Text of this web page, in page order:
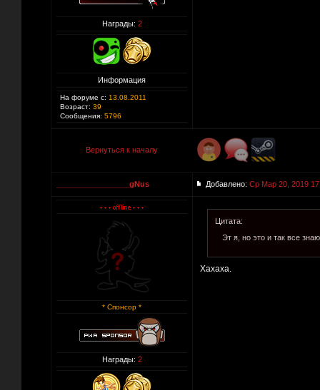
Награды: 2
Информация
На форуме с: 13.08.2011
Возраст: 39
Сообщения: 5796
Вернуться к началу
_________________gNus Добавлено: Ср Мар 20, 2019
* Спонсор *
Награды: 2
Цитата:
Эт я, но это и так все
Хахаха.